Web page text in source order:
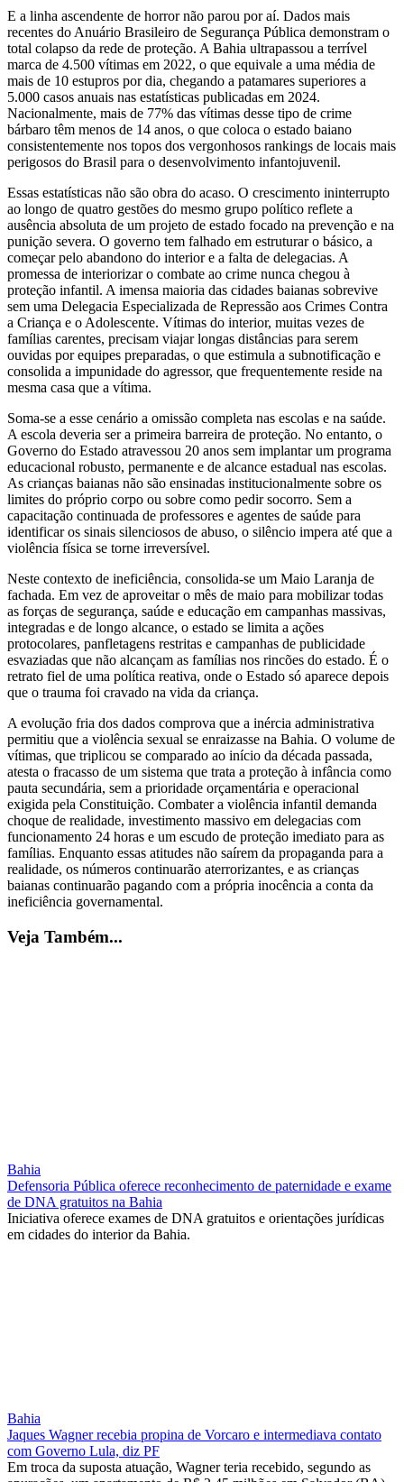
E a linha ascendente de horror não parou por aí. Dados mais
recentes do Anuário Brasileiro de Segurança Pública demonstram o
total colapso da rede de proteção. A Bahia ultrapassou a terrível
marca de 4.500 vítimas em 2022, o que equivale a uma média de
mais de 10 estupros por dia, chegando a patamares superiores a
5.000 casos anuais nas estatísticas publicadas em 2024.
Nacionalmente, mais de 77% das vítimas desse tipo de crime
bárbaro têm menos de 14 anos, o que coloca o estado baiano
consistentemente nos topos dos vergonhosos rankings de locais mais
perigosos do Brasil para o desenvolvimento infantojuvenil.
Essas estatísticas não são obra do acaso. O crescimento ininterrupto
ao longo de quatro gestões do mesmo grupo político reflete a
ausência absoluta de um projeto de estado focado na prevenção e na
punição severa. O governo tem falhado em estruturar o básico, a
começar pelo abandono do interior e a falta de delegacias. A
promessa de interiorizar o combate ao crime nunca chegou à
proteção infantil. A imensa maioria das cidades baianas sobrevive
sem uma Delegacia Especializada de Repressão aos Crimes Contra
a Criança e o Adolescente. Vítimas do interior, muitas vezes de
famílias carentes, precisam viajar longas distâncias para serem
ouvidas por equipes preparadas, o que estimula a subnotificação e
consolida a impunidade do agressor, que frequentemente reside na
mesma casa que a vítima.
Soma-se a esse cenário a omissão completa nas escolas e na saúde.
A escola deveria ser a primeira barreira de proteção. No entanto, o
Governo do Estado atravessou 20 anos sem implantar um programa
educacional robusto, permanente e de alcance estadual nas escolas.
As crianças baianas não são ensinadas institucionalmente sobre os
limites do próprio corpo ou sobre como pedir socorro. Sem a
capacitação continuada de professores e agentes de saúde para
identificar os sinais silenciosos de abuso, o silêncio impera até que a
violência física se torne irreversível.
Neste contexto de ineficiência, consolida-se um Maio Laranja de
fachada. Em vez de aproveitar o mês de maio para mobilizar todas
as forças de segurança, saúde e educação em campanhas massivas,
integradas e de longo alcance, o estado se limita a ações
protocolares, panfletagens restritas e campanhas de publicidade
esvaziadas que não alcançam as famílias nos rincões do estado. É o
retrato fiel de uma política reativa, onde o Estado só aparece depois
que o trauma foi cravado na vida da criança.
A evolução fria dos dados comprova que a inércia administrativa
permitiu que a violência sexual se enraizasse na Bahia. O volume de
vítimas, que triplicou se comparado ao início da década passada,
atesta o fracasso de um sistema que trata a proteção à infância como
pauta secundária, sem a prioridade orçamentária e operacional
exigida pela Constituição. Combater a violência infantil demanda
choque de realidade, investimento massivo em delegacias com
funcionamento 24 horas e um escudo de proteção imediato para as
famílias. Enquanto essas atitudes não saírem da propaganda para a
realidade, os números continuarão aterrorizantes, e as crianças
baianas continuarão pagando com a própria inocência a conta da
ineficiência governamental.
Veja Também...
Bahia
Defensoria Pública oferece reconhecimento de paternidade e exame
de DNA gratuitos na Bahia
Iniciativa oferece exames de DNA gratuitos e orientações jurídicas
em cidades do interior da Bahia.
Bahia
Jaques Wagner recebia propina de Vorcaro e intermediava contato
com Governo Lula, diz PF
Em troca da suposta atuação, Wagner teria recebido, segundo as